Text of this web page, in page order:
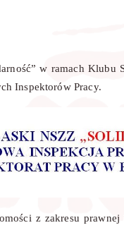
w ramach Klubu
Inspektorów Pracy.
z zakresu